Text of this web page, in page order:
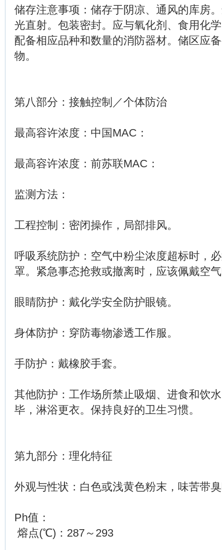
储存注意事项：储存于阴凉、通风的库房
光直射。包装密封。应与氧化剂、食用化
配备相应品种和数量的消防器材。储区应
物。
第八部分：接触控制／个体防治
最高容许浓度：中国MAC：
最高容许浓度：前苏联MAC：
监测方法：
工程控制：密闭操作，局部排风。
呼吸系统防护：空气中粉尘浓度超标时，
罩。紧急事态抢救或撤离时，应该佩戴空
眼睛防护：戴化学安全防护眼镜。
身体防护：穿防毒物渗透工作服。
手防护：戴橡胶手套。
其他防护：工作场所禁止吸烟、进食和饮
毕，淋浴更衣。保持良好的卫生习惯。
第九部分：理化特征
外观与性状：白色或浅黄色粉末，味苦带
Ph值：
熔点(℃)：287～293